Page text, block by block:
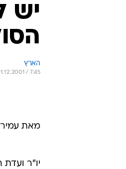
יש
הארץ
/ 7:45
מאת
יו"ר